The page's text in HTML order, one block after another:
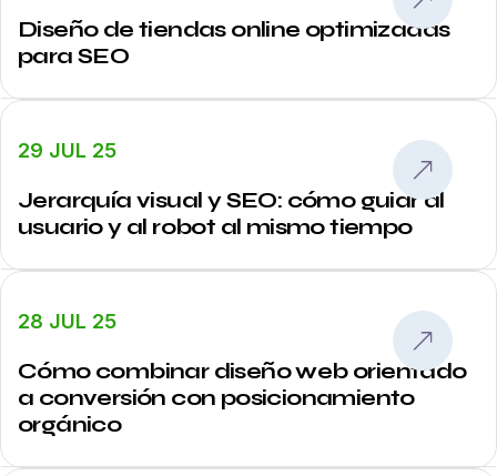
Diseño de tiendas online optimizadas
para SEO
29 JUL 25
Jerarquía visual y SEO: cómo guiar al
usuario y al robot al mismo tiempo
28 JUL 25
Cómo combinar diseño web orientado
a conversión con posicionamiento
orgánico